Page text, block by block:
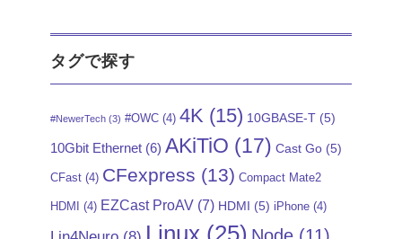
タグで探す
#NewerTech (3) #OWC (4) 4K (15) 10GBASE-T (5)
10Gbit Ethernet (6) AKiTiO (17) Cast Go (5)
CFast (4) CFexpress (13) Compact Mate2
HDMI (4) EZCast ProAV (7) HDMI (5) iPhone (4)
Linux (25)